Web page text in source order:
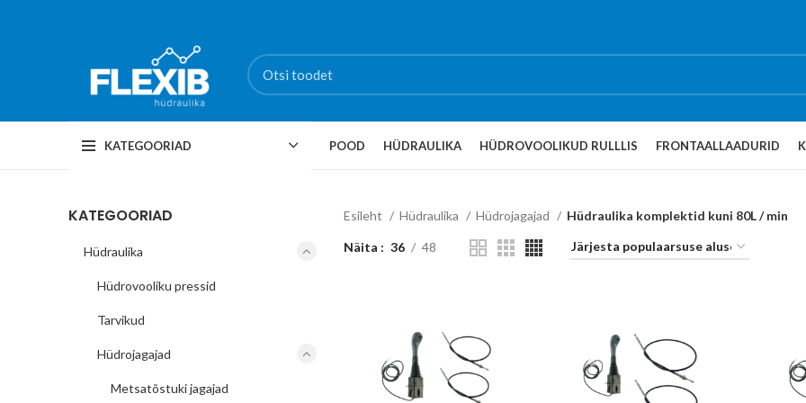
KATEGOORIAD POOD HÜDRAULIKA HÜDROVOOLIKUD RULLLIS FRONTAALLAADURID
KATEGOORIAD
Hüdraulika
Hüdrovooliku pressid
Tarvikud
Hüdrojagajad
Metsatõstuki jagajad
Esileht Hüdraulika Hüdrojagajad Hüdraulika komplektid kuni 80L / min
Näita 36 48